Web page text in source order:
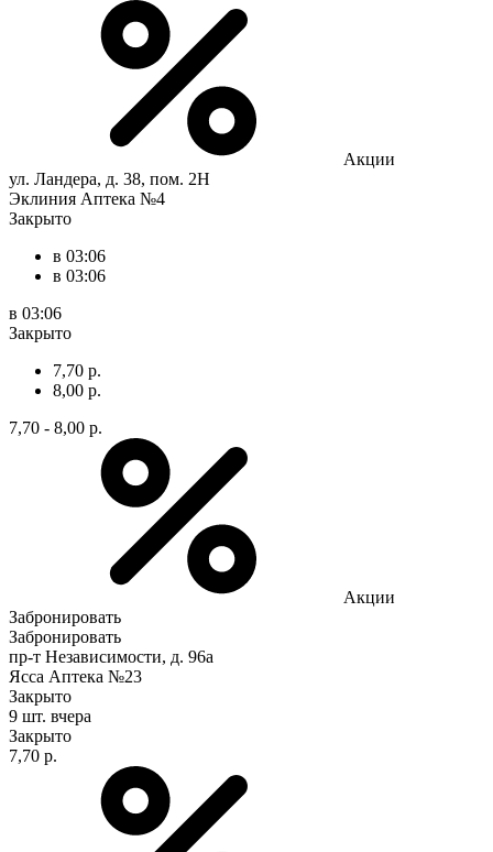
Акции
ул. Ландера, д. 38, пом. 2Н
Эклиния Аптека №4
Закрыто
в 03:06
в 03:06
в 03:06
Закрыто
7,70 р.
8,00 р.
7,70 - 8,00 р.
Акции
Забронировать
Забронировать
пр-т Независимости, д. 96а
Ясса Аптека №23
Закрыто
9 шт. вчера
Закрыто
7,70 р.